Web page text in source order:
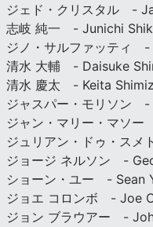
ジェド・クリスタル -
志岐 純一 - Junichi
ジノ・サルファッティ
清水 大輔 - Daisuke
清水 慶太 - Keita
ジャスパー・モリソン
ジャン・マリー・マソ
ジュリアン・ドゥ・ス
ジョージ ネルソン -
ショーン・ユー - Sean
ジョエ コロンボ - Joe
ジョン ブラウアー -